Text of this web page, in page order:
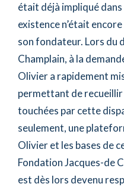
était déjà impliqué
existence n’était
son fondateur. Lors du
Champlain, à la
Olivier a rapidement
permettant de recueillir
touchées par cette
seulement, une
Olivier et les bases de
Fondation Jacques-de
est dès lors devenu